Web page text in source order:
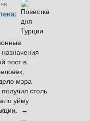
пост в
мэра
столь
уйму
→